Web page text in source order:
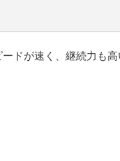
ドが速く、継続力も高